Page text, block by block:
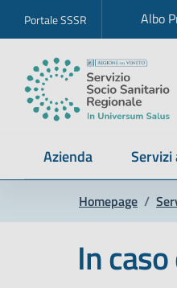
Portale SSSR Albo
Azienda
Homepage /
In